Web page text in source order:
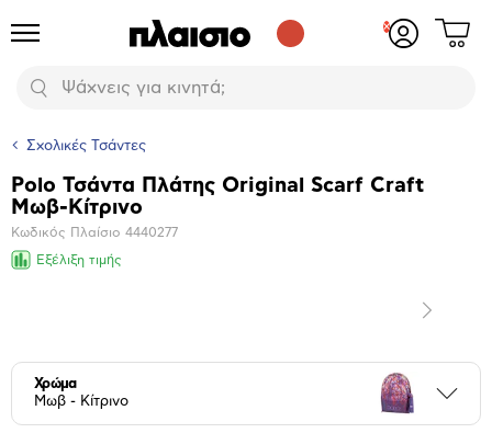
Προϊόντα
Αναζήτηση
Δες
Σχολικές Τσάντες
Βασικά
χαρακτηριστικά
Polo Τσάντα Πλάτης Original Scarf Craft
Μωβ-Κίτρινο
Κωδικός Πλαίσιο 4440277
Εξέλιξη τιμής
Επόμενο
Χρώμα
Μωβ - Κίτρινο